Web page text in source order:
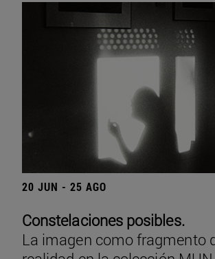
20 JUN - 25 AGO
Constelaciones posibles.
La imagen como fragmento